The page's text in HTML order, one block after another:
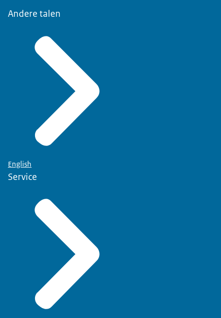
Andere talen
English
Service